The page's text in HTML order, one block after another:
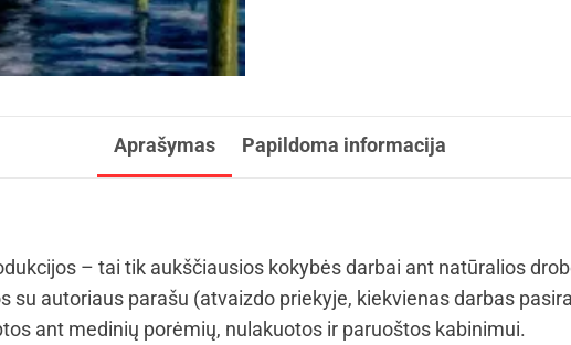
Aprašymas Papildoma informacija
– tai tik aukščiausios kokybės darbai ant natūralios
su autoriaus parašu (atvaizdo priekyje, kiekvienas darbas
ant medinių porėmių, nulakuotos ir paruoštos kabinimui.